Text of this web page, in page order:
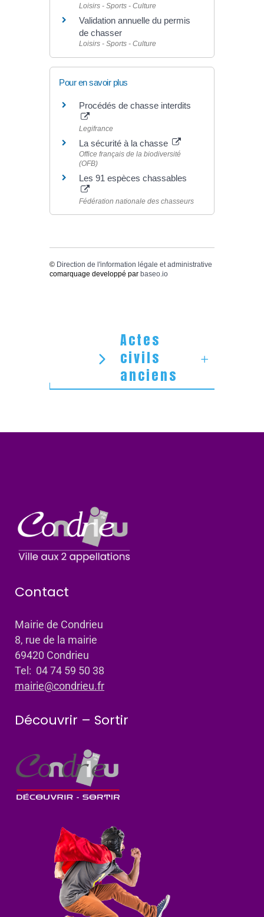
Loisirs - Sports - Culture
Validation annuelle du permis
de chasser
Loisirs - Sports - Culture
Pour en savoir plus
Procédés de chasse interdits
Legifrance
La sécurité à la chasse
Office français de la biodiversité
(OFB)
Les 91 espèces chassables
Fédération nationale des chasseurs
© Direction de l'information légale et administrative
comarquage developpé par baseo.io
Actes
civils
anciens
Contact
Mairie de Condrieu
8, rue de la mairie
69420 Condrieu
Tel: 04 74 59 50 38
mairie@condrieu.fr
Découvrir – Sortir